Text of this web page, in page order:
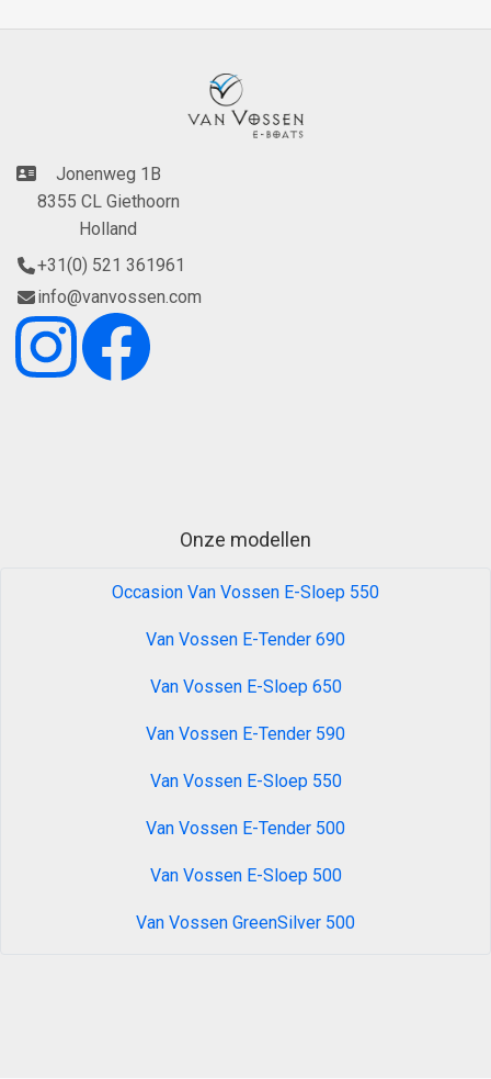
Jonenweg 1B
8355 CL Giethoorn
Holland
+31(0) 521 361961
info@vanvossen.com
Onze modellen
Occasion Van Vossen E-Sloep 550
Van Vossen E-Tender 690
Van Vossen E-Sloep 650
Van Vossen E-Tender 590
Van Vossen E-Sloep 550
Van Vossen E-Tender 500
Van Vossen E-Sloep 500
Van Vossen GreenSilver 500